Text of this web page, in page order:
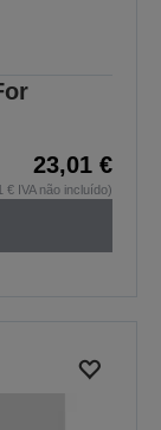
23,01 €
€ IVA não incluído)